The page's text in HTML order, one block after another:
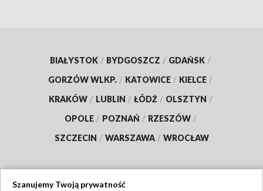
BIAŁYSTOK / BYDGOSZCZ / GDAŃSK /
GORZÓW WLKP. / KATOWICE / KIELCE /
KRAKÓW / LUBLIN / ŁÓDŹ / OLSZTYN /
OPOLE / POZNAŃ / RZESZÓW /
SZCZECIN / WARSZAWA / WROCŁAW
Szanujemy Twoją prywatność